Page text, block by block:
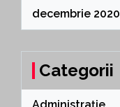
decembrie 2020
Categorii